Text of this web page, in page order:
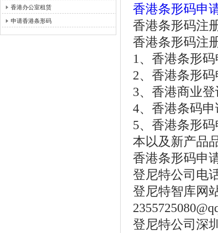
香港办公室租赁
申请香港条形码
香港条形码申
香港条形码注
香港条形码注
1、香港条形
2、香港条形
3、香港商业
4、香港条码
5、香港条形
本以及新产品
香港条形码申
登尼特公司电
登尼特智库网
登尼特公司深